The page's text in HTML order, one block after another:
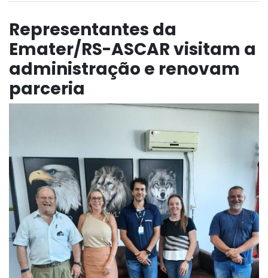
Representantes da
Emater/RS-ASCAR visitam a
administração e renovam
parceria